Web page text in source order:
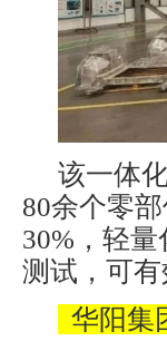
该一体
80余个零
30%，轻
测试，可
华阳集